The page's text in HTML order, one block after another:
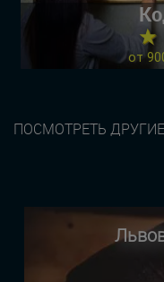
★
от
ПОСМОТРЕТЬ